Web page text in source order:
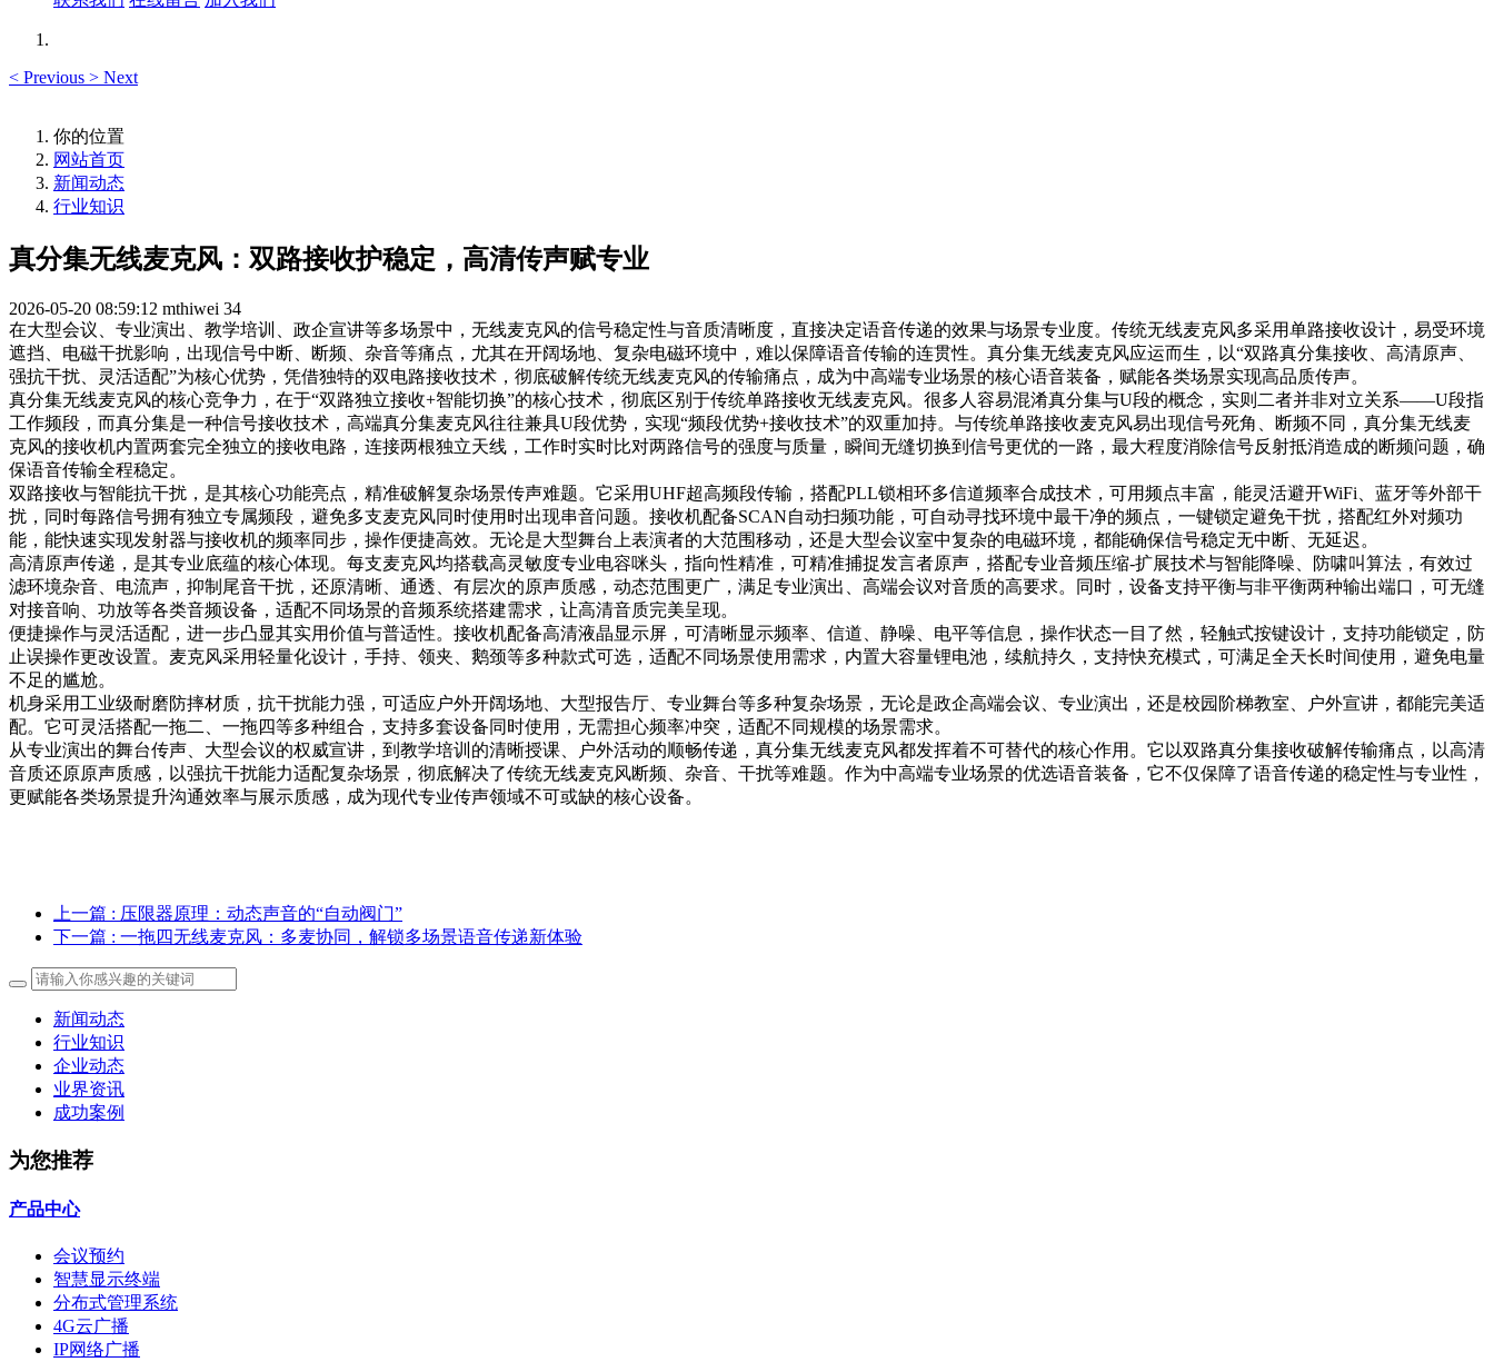
< Previous > Next
你的位置
网站首页
新闻动态
行业知识
真分集无线麦克风：双路接收护稳定，高清传声赋专业
2026-05-20 08:59:12 mthiwei 34
在大型会议、专业演出、教学培训、政企宣讲等多场景中，无线麦克风的信号稳定性与音质清晰度，直接决定语音传递的效果与场景专业度。传统无线麦克风多采用单路接收设计，易受环境
遮挡、电磁干扰影响，出现信号中断、断频、杂音等痛点，尤其在开阔场地、复杂电磁环境中，难以保障语音传输的连贯性。真分集无线麦克风应运而生，以“双路真分集接收、高清原声、
强抗干扰、灵活适配”为核心优势，凭借独特的双电路接收技术，彻底破解传统无线麦克风的传输痛点，成为中高端专业场景的核心语音装备，赋能各类场景实现高品质传声。
真分集无线麦克风的核心竞争力，在于“双路独立接收+智能切换”的核心技术，彻底区别于传统单路接收无线麦克风。很多人容易混淆真分集与U段的概念，实则二者并非对立关系——U段指
工作频段，而真分集是一种信号接收技术，高端真分集麦克风往往兼具U段优势，实现“频段优势+接收技术”的双重加持。与传统单路接收麦克风易出现信号死角、断频不同，真分集无线麦
克风的接收机内置两套完全独立的接收电路，连接两根独立天线，工作时实时比对两路信号的强度与质量，瞬间无缝切换到信号更优的一路，最大程度消除信号反射抵消造成的断频问题，确
保语音传输全程稳定。
双路接收与智能抗干扰，是其核心功能亮点，精准破解复杂场景传声难题。它采用UHF超高频段传输，搭配PLL锁相环多信道频率合成技术，可用频点丰富，能灵活避开WiFi、蓝牙等外部干
扰，同时每路信号拥有独立专属频段，避免多支麦克风同时使用时出现串音问题。接收机配备SCAN自动扫频功能，可自动寻找环境中最干净的频点，一键锁定避免干扰，搭配红外对频功
能，能快速实现发射器与接收机的频率同步，操作便捷高效。无论是大型舞台上表演者的大范围移动，还是大型会议室中复杂的电磁环境，都能确保信号稳定无中断、无延迟。
高清原声传递，是其专业底蕴的核心体现。每支麦克风均搭载高灵敏度专业电容咪头，指向性精准，可精准捕捉发言者原声，搭配专业音频压缩-扩展技术与智能降噪、防啸叫算法，有效过
滤环境杂音、电流声，抑制尾音干扰，还原清晰、通透、有层次的原声质感，动态范围更广，满足专业演出、高端会议对音质的高要求。同时，设备支持平衡与非平衡两种输出端口，可无缝
对接音响、功放等各类音频设备，适配不同场景的音频系统搭建需求，让高清音质完美呈现。
便捷操作与灵活适配，进一步凸显其实用价值与普适性。接收机配备高清液晶显示屏，可清晰显示频率、信道、静噪、电平等信息，操作状态一目了然，轻触式按键设计，支持功能锁定，防
止误操作更改设置。麦克风采用轻量化设计，手持、领夹、鹅颈等多种款式可选，适配不同场景使用需求，内置大容量锂电池，续航持久，支持快充模式，可满足全天长时间使用，避免电量
不足的尴尬。
机身采用工业级耐磨防摔材质，抗干扰能力强，可适应户外开阔场地、大型报告厅、专业舞台等多种复杂场景，无论是政企高端会议、专业演出，还是校园阶梯教室、户外宣讲，都能完美适
配。它可灵活搭配一拖二、一拖四等多种组合，支持多套设备同时使用，无需担心频率冲突，适配不同规模的场景需求。
从专业演出的舞台传声、大型会议的权威宣讲，到教学培训的清晰授课、户外活动的顺畅传递，真分集无线麦克风都发挥着不可替代的核心作用。它以双路真分集接收破解传输痛点，以高清
音质还原原声质感，以强抗干扰能力适配复杂场景，彻底解决了传统无线麦克风断频、杂音、干扰等难题。作为中高端专业场景的优选语音装备，它不仅保障了语音传递的稳定性与专业性，
更赋能各类场景提升沟通效率与展示质感，成为现代专业传声领域不可或缺的核心设备。
上一篇 : 压限器原理：动态声音的“自动阀门”
下一篇 : 一拖四无线麦克风：多麦协同，解锁多场景语音传递新体验
新闻动态
行业知识
企业动态
业界资讯
成功案例
为您推荐
产品中心
会议预约
智慧显示终端
分布式管理系统
4G云广播
IP网络广播